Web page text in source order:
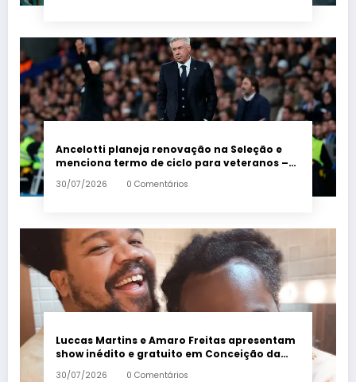
Ancelotti planeja renovação na Seleção e
menciona termo de ciclo para veteranos –
Em Dia ES
30/07/2026 0 Comentários
Luccas Martins e Amaro Freitas apresentam
show inédito e gratuito em Conceição da
Barra – Em Dia ES
30/07/2026 0 Comentários